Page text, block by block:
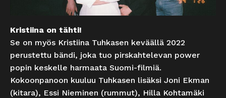
Kristiina on tähti!
Se on myös Kristiina Tuhkasen keväällä 2022
perustettu bändi, joka tuo pirskahtelevan power
popin keskelle harmaata Suomi-filmiä.
Kokoonpanoon kuuluu Tuhkasen lisäksi Joni Ekman
(kitara), Essi Nieminen (rummut), Hilla Kohtamäki